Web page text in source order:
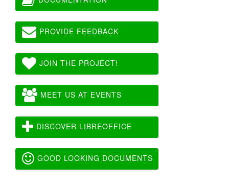
PROVIDE FEEDBACK
JOIN THE PROJECT!
MEET US AT EVENTS
DISCOVER LIBREOFFICE
GOOD LOOKING DOCUMENTS